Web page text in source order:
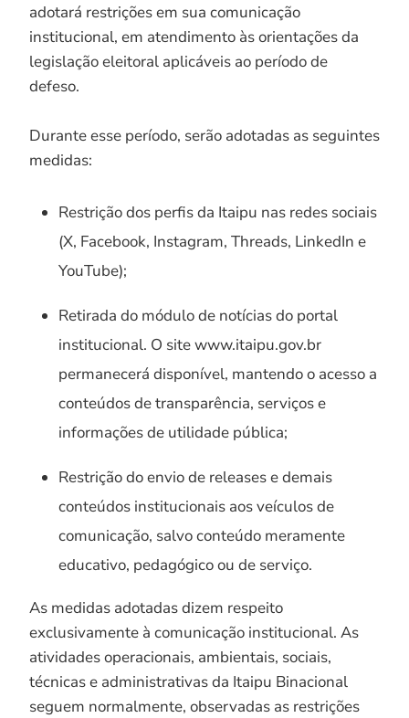
adotará restrições em sua comunicação
institucional, em atendimento às orientações da
legislação eleitoral aplicáveis ao período de
defeso.
Durante esse período, serão adotadas as seguintes
medidas:
Restrição dos perfis da Itaipu nas redes sociais
(X, Facebook, Instagram, Threads, LinkedIn e
YouTube);
Retirada do módulo de notícias do portal
institucional. O site www.itaipu.gov.br
permanecerá disponível, mantendo o acesso a
conteúdos de transparência, serviços e
informações de utilidade pública;
Restrição do envio de releases e demais
conteúdos institucionais aos veículos de
comunicação, salvo conteúdo meramente
educativo, pedagógico ou de serviço.
As medidas adotadas dizem respeito
exclusivamente à comunicação institucional. As
atividades operacionais, ambientais, sociais,
técnicas e administrativas da Itaipu Binacional
seguem normalmente, observadas as restrições